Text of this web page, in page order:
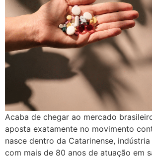
Acaba de chegar ao mercado
aposta exatamente no movimento
nasce dentro da Catarinense,
com mais de 80 anos de atuação em